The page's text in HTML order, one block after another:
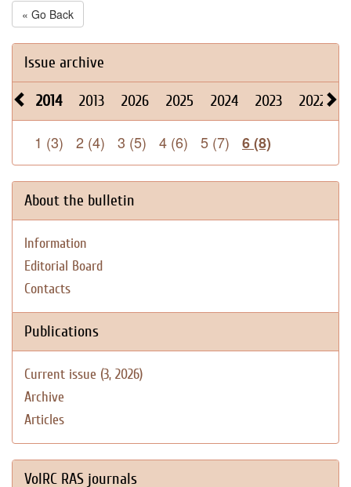
« Go Back
Issue archive
2014 2013 2026 2025 2024 2023 2022
1 (3) 2 (4) 3 (5) 4 (6) 5 (7) 6 (8)
About the bulletin
Information
Editorial Board
Contacts
Publications
Current issue (3, 2026)
Archive
Articles
VolRC RAS journals